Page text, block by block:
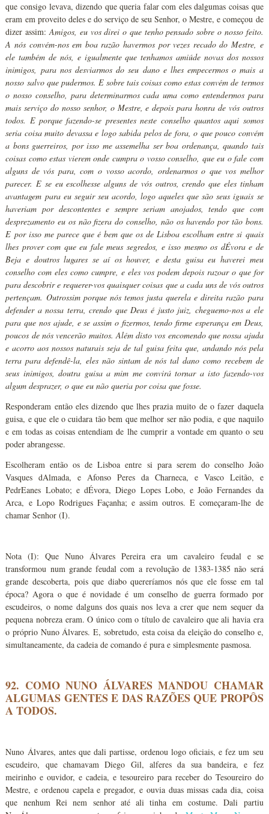
que consigo levava, dizendo que queria falar com eles dalgumas coisas que
eram em proveito deles e do serviço de seu Senhor, o Mestre, e começou de
dizer assim:Amigos, eu vos direi o que tenho pensado sobre o nosso feito.
A nós convém-nos em boa razão havermos por vezes recado do Mestre, e
ele também de nós, e igualmente que tenhamos amiúde novas dos nossos
inimigos, para nos desviarmos do seu dano e lhes empecermos o mais a
nosso salvo que pudermos. E sobre tais coisas como estas convém de termos
o nosso conselho, para determinarmos cada uma como entendermos para
mais serviço do nosso senhor, o Mestre, e depois para honra de vós outros
todos. E porque fazendo-se presentes neste conselho quantos aqui somos
seria coisa muito devassa e logo sabida pelos de fora, o que pouco convém
a bons guerreiros, por isso me assemelha ser boa ordenança, quando tais
coisas como estas vierem onde cumpra o vosso conselho, que eu o fale com
alguns de vós para, com o vosso acordo, ordenarmos o que vos melhor
parecer. E se eu escolhesse alguns de vós outros, crendo que eles tinham
avantagem para eu seguir seu acordo, logo aqueles que são seus iguais se
haveriam por descontentes e sempre seriam anojados, tendo que com
desprezamento eu os não fizera do conselho, não os havendo por tão bons.
E por isso me parece que é bem que os de Lisboa escolham entre si quais
lhes prover com que eu fale meus segredos, e isso mesmo os dÉvora e de
Beja e doutros lugares se aí os houver, e desta guisa eu haverei meu
conselho com eles como cumpre, e eles vos podem depois razoar o que for
para descobrir e requerer-vos quaisquer coisas que a cada uns de vós outros
pertençam. Outrossim porque nós temos justa querela e direita razão para
defender a nossa terra, crendo que Deus é justo juiz, cheguemo-nos a ele
para que nos ajude, e se assim o fizermos, tendo firme esperança em Deus,
poucos de nós vencerão muitos. Além disto vos encomendo que nossa ajuda
e acorro aos nossos naturais seja de tal guisa feita que, andando nós pela
terra para defendê-la, eles não sintam de nós tal dano como recebem de
seus inimigos, doutra guisa a mim me convirá tornar a isto fazendo-vos
algum desprazer, o que eu não queria por coisa que fosse.
Responderam então eles dizendo que lhes prazia muito de o fazer daquela
guisa, e que ele o cuidara tão bem que melhor ser não podia, e que naquilo
e em todas as coisas entendiam de lhe cumprir a vontade em quanto o seu
poder abrangesse.
Escolheram então os de Lisboa entre si para serem do conselho João
Vasques dAlmada, e Afonso Peres da Charneca, e Vasco Leitão, e
PedrEanes Lobato; e dÉvora, Diego Lopes Lobo, e João Fernandes da
Arca, e Lopo Rodrigues Façanha; e assim outros. E começaram-lhe de
chamar Senhor (I).
Nota (I): Que Nuno Álvares Pereira era um cavaleiro feudal e se
transformou num grande feudal com a revolução de 1383-1385 não será
grande descoberta, pois que diabo quereríamos nós que ele fosse em tal
época? Agora o que é novidade é um conselho de guerra formado por
escudeiros, o nome dalguns dos quais nos leva a crer que nem sequer da
pequena nobreza eram. O único com o título de cavaleiro que ali havia era
o próprio Nuno Álvares. E, sobretudo, esta coisa da eleição do conselho e,
simultaneamente, da cadeia de comando é pura e simplesmente pasmosa.
92. COMO NUNO ÁLVARES MANDOU CHAMAR
ALGUMAS GENTES E DAS RAZÕES QUE PROPÔS
A TODOS.
Nuno Álvares, antes que dali partisse, ordenou logo oficiais, e fez um seu
escudeiro, que chamavam Diego Gil, alferes da sua bandeira, e fez
meirinho e ouvidor, e cadeia, e tesoureiro para receber do Tesoureiro do
Mestre, e ordenou capela e pregador, e ouvia duas missas cada dia, coisa
que nenhum Rei nem senhor até ali tinha em costume. Dali partiu